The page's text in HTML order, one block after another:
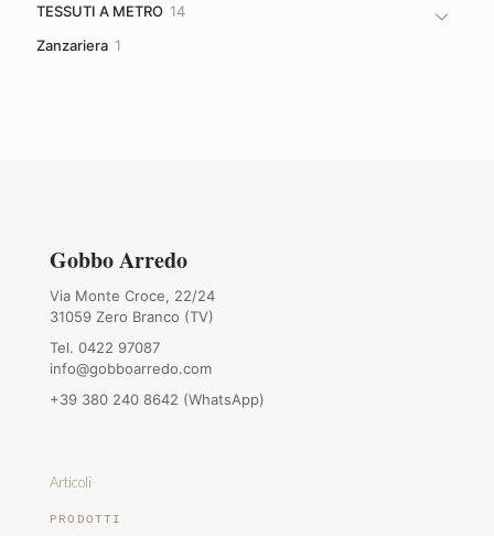
TESSUTI A METRO 1414
Zanzariera 1
Gobbo Arredo
Via Monte Croce, 22/24
31059 Zero Branco (TV)
Tel. 0422 97087
info@gobboarredo.com
+39 380 240 8642 (WhatsApp)
Articoli
PRODOTTI